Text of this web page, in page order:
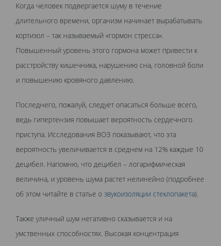
Когда человек подвергается шуму в течение
длительного времени, организм начинает вырабатывать
кортизол – так называемый «гормон стресса».
Повышенный уровень этого гормона может привести к
расстройству кишечника, нарушению сна, головной боли
и повышению кровяного давлению.
Последнего, пожалуй, следует опасаться больше всего,
ведь гипертензия повышает вероятность сердечного
приступа. Исследования ВОЗ показывают, что эта
вероятность увеличивается в среднем на 12% каждые 10
децибел. Напомню, что децибел – логарифмическая
величина, и уровень шума растет нелинейно (подробнее
об этом читайте в статье о звукоизоляции стеклопакета).
Также уличный шум негативно сказывается и на
умственных способностях. Высокая концентрация